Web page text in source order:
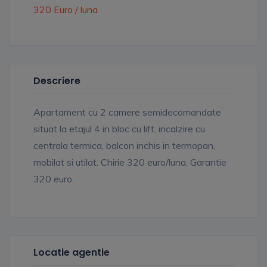
320 Euro / luna
Descriere
Apartament cu 2 camere semidecomandate
situat la etajul 4 in bloc cu lift, incalzire cu
centrala termica, balcon inchis in termopan,
mobilat si utilat. Chirie 320 euro/luna. Garantie
320 euro.
Locatie agentie